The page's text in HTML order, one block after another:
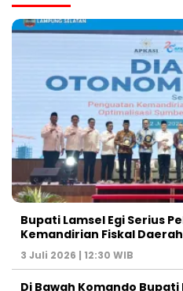
Bupati Lamsel Egi Serius
Kemandirian Fiskal Daerah
3 Juli 2026 | 12:30 WIB
Di Bawah Komando Bupati